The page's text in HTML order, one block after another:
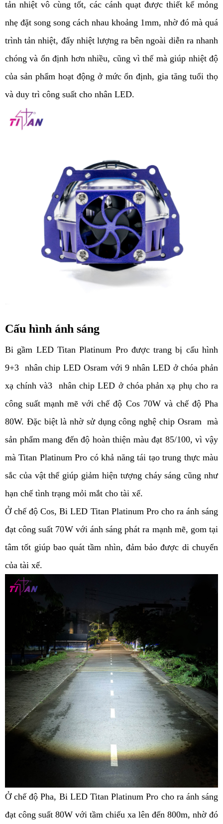
tản nhiệt vô cùng tốt, các cánh quạt được thiết kế mỏng
nhẹ đặt song song cách nhau khoảng 1mm, nhờ đó mà quá
trình tản nhiệt, đẩy nhiệt lượng ra bên ngoài diễn ra nhanh
chóng và ổn định hơn nhiều, cũng vì thế mà giúp nhiệt độ
của sản phẩm hoạt động ở mức ổn định, gia tăng tuổi thọ
và duy trì công suất cho nhân LED.
Cấu hình ánh sáng
Bi gầm LED Titan Platinum Pro được trang bị cấu hình
9+3  nhân chip LED Osram với 9 nhân LED ở chóa phản
xạ chính và3  nhân chip LED ở chóa phản xạ phụ cho ra
công suất mạnh mẽ với chế độ Cos 70W và chế độ Pha
80W. Đặc biệt là nhờ sử dụng công nghệ chip Osram  mà
sản phẩm mang đến độ hoàn thiện màu đạt 85/100, vì vậy
mà Titan Platinum Pro có khả năng tái tạo trung thực màu
sắc của vật thể giúp giảm hiện tượng cháy sáng cũng như
hạn chế tình trạng mỏi mắt cho tài xế.
Ở chế độ Cos, Bi LED Titan Platinum Pro cho ra ánh sáng
đạt công suất 70W với ánh sáng phát ra mạnh mẽ, gom tại
tâm tốt giúp bao quát tầm nhìn, đảm bảo được di chuyển
của tài xế.
Ở chế độ Pha, Bi LED Titan Platinum Pro cho ra ánh sáng
đạt công suất 80W với tầm chiếu xa lên đến 800m, nhờ đó